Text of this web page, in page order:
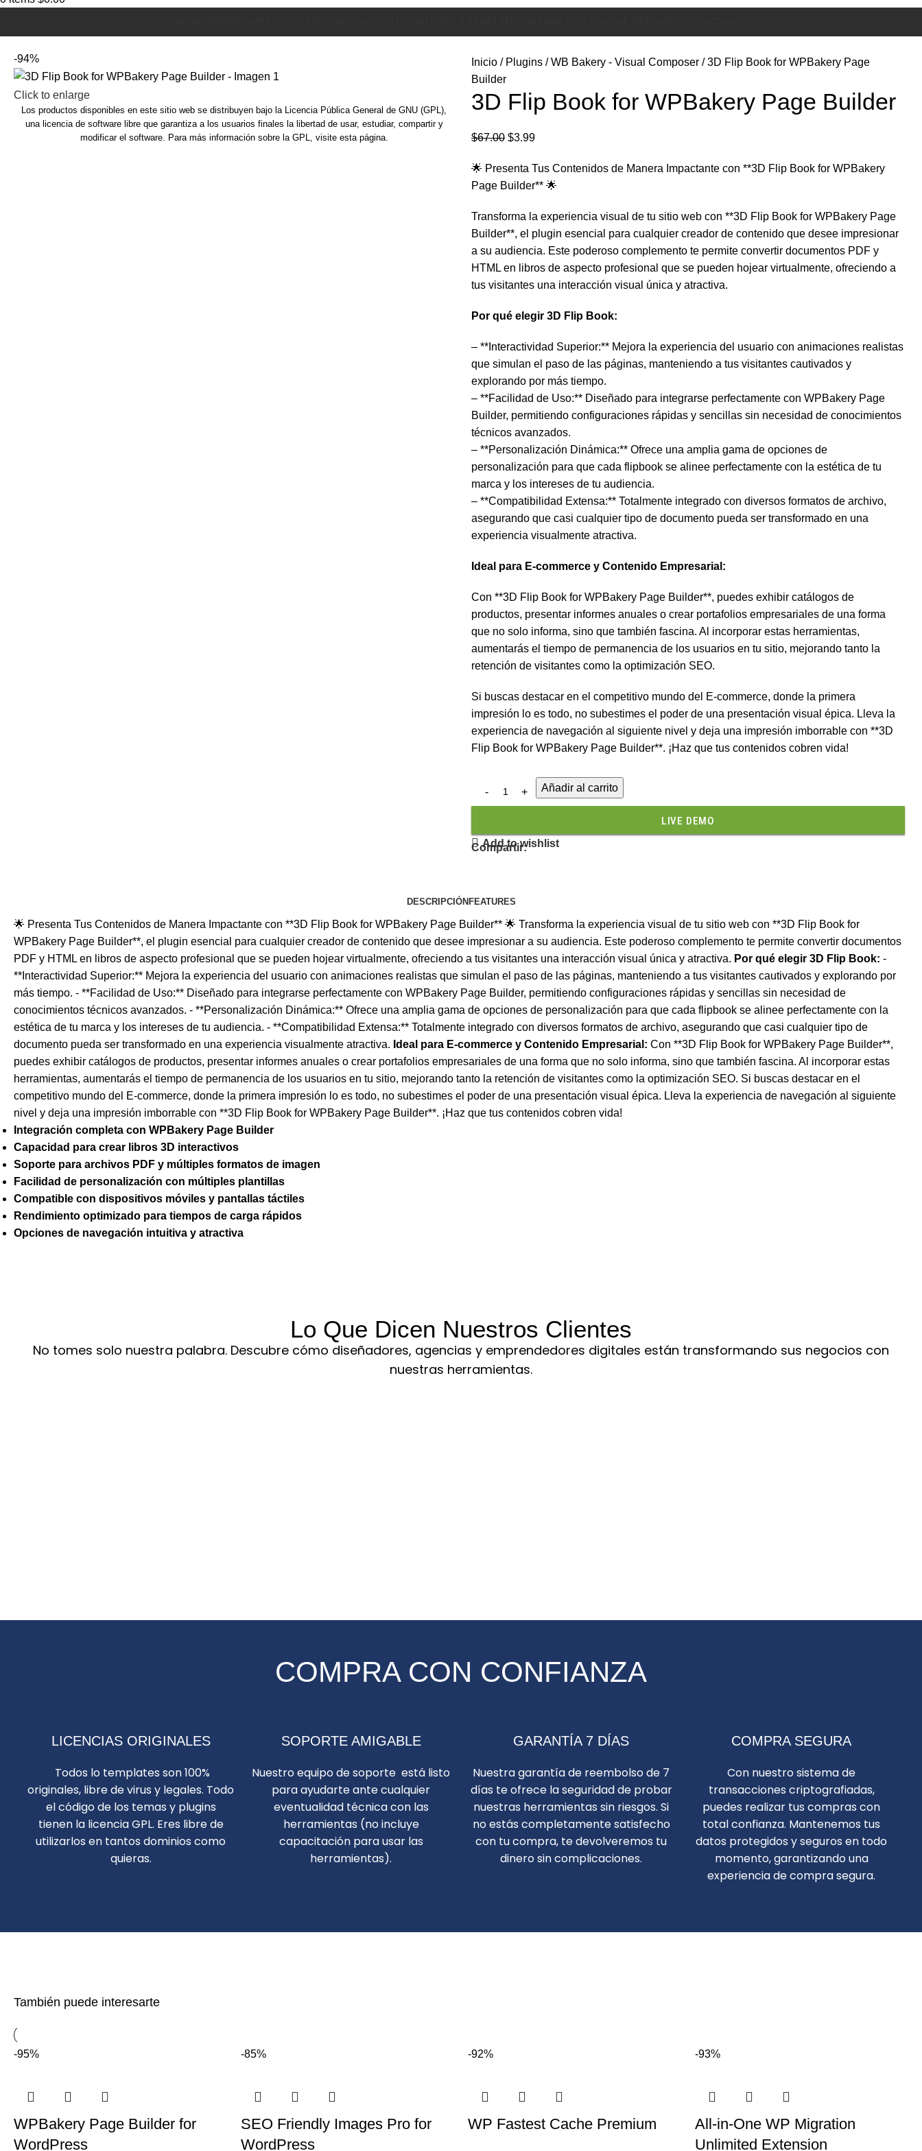
-94%
Click to enlarge
Los productos disponibles en este sitio web se distribuyen bajo la Licencia Pública General de GNU (GPL),
una licencia de software libre que garantiza a los usuarios finales la libertad de usar, estudiar, compartir y
modificar el software. Para más información sobre la GPL, visite esta página.
Inicio Plugins WB Bakery - Visual Composer
3D Flip Book for WPBakery Page
Builder
3D Flip Book for WPBakery Page Builder
$67.00 $3.99
🌟 Presenta Tus Contenidos de Manera Impactante con **3D Flip Book for WPBakery
Page Builder** 🌟
Transforma la experiencia visual de tu sitio web con **3D Flip Book for WPBakery Page
Builder**, el plugin esencial para cualquier creador de contenido que desee impresionar
a su audiencia. Este poderoso complemento te permite convertir documentos PDF y
HTML en libros de aspecto profesional que se pueden hojear virtualmente, ofreciendo a
tus visitantes una interacción visual única y atractiva.
Por qué elegir 3D Flip Book:
– **Interactividad Superior:** Mejora la experiencia del usuario con animaciones realistas
que simulan el paso de las páginas, manteniendo a tus visitantes cautivados y
explorando por más tiempo.
– **Facilidad de Uso:** Diseñado para integrarse perfectamente con WPBakery Page
Builder, permitiendo configuraciones rápidas y sencillas sin necesidad de conocimientos
técnicos avanzados.
– **Personalización Dinámica:** Ofrece una amplia gama de opciones de
personalización para que cada flipbook se alinee perfectamente con la estética de tu
marca y los intereses de tu audiencia.
– **Compatibilidad Extensa:** Totalmente integrado con diversos formatos de archivo,
asegurando que casi cualquier tipo de documento pueda ser transformado en una
experiencia visualmente atractiva.
Ideal para E-commerce y Contenido Empresarial:
Con **3D Flip Book for WPBakery Page Builder**, puedes exhibir catálogos de
productos, presentar informes anuales o crear portafolios empresariales de una forma
que no solo informa, sino que también fascina. Al incorporar estas herramientas,
aumentarás el tiempo de permanencia de los usuarios en tu sitio, mejorando tanto la
retención de visitantes como la optimización SEO.
Si buscas destacar en el competitivo mundo del E-commerce, donde la primera
impresión lo es todo, no subestimes el poder de una presentación visual épica. Lleva la
experiencia de navegación al siguiente nivel y deja una impresión imborrable con **3D
Flip Book for WPBakery Page Builder**. ¡Haz que tus contenidos cobren vida!
Añadir al carrito
LIVE DEMO
Add to wishlist
Compartir:
DESCRIPCIÓNFEATURES
🌟 Presenta Tus Contenidos de Manera Impactante con **3D Flip Book for WPBakery Page Builder** 🌟 Transforma la experiencia visual de tu sitio web con **3D Flip Book for
WPBakery Page Builder**, el plugin esencial para cualquier creador de contenido que desee impresionar a su audiencia. Este poderoso complemento te permite convertir documentos
PDF y HTML en libros de aspecto profesional que se pueden hojear virtualmente, ofreciendo a tus visitantes una interacción visual única y atractiva. Por qué elegir 3D Flip Book: -
**Interactividad Superior:** Mejora la experiencia del usuario con animaciones realistas que simulan el paso de las páginas, manteniendo a tus visitantes cautivados y explorando por
más tiempo. - **Facilidad de Uso:** Diseñado para integrarse perfectamente con WPBakery Page Builder, permitiendo configuraciones rápidas y sencillas sin necesidad de
conocimientos técnicos avanzados. - **Personalización Dinámica:** Ofrece una amplia gama de opciones de personalización para que cada flipbook se alinee perfectamente con la
estética de tu marca y los intereses de tu audiencia. - **Compatibilidad Extensa:** Totalmente integrado con diversos formatos de archivo, asegurando que casi cualquier tipo de
documento pueda ser transformado en una experiencia visualmente atractiva. Ideal para E-commerce y Contenido Empresarial: Con **3D Flip Book for WPBakery Page Builder**,
puedes exhibir catálogos de productos, presentar informes anuales o crear portafolios empresariales de una forma que no solo informa, sino que también fascina. Al incorporar estas
herramientas, aumentarás el tiempo de permanencia de los usuarios en tu sitio, mejorando tanto la retención de visitantes como la optimización SEO. Si buscas destacar en el
competitivo mundo del E-commerce, donde la primera impresión lo es todo, no subestimes el poder de una presentación visual épica. Lleva la experiencia de navegación al siguiente
nivel y deja una impresión imborrable con **3D Flip Book for WPBakery Page Builder**. ¡Haz que tus contenidos cobren vida!
Integración completa con WPBakery Page Builder
Capacidad para crear libros 3D interactivos
Soporte para archivos PDF y múltiples formatos de imagen
Facilidad de personalización con múltiples plantillas
Compatible con dispositivos móviles y pantallas táctiles
Rendimiento optimizado para tiempos de carga rápidos
Opciones de navegación intuitiva y atractiva
Lo Que Dicen Nuestros Clientes
No tomes solo nuestra palabra. Descubre cómo diseñadores, agencias y emprendedores digitales están transformando sus negocios con
nuestras herramientas.
COMPRA CON CONFIANZA
LICENCIAS ORIGINALES
Todos lo templates son 100%
originales, libre de virus y legales. Todo
el código de los temas y plugins
tienen la licencia GPL. Eres libre de
utilizarlos en tantos dominios como
quieras.
SOPORTE AMIGABLE
Nuestro equipo de soporte está listo
para ayudarte ante cualquier
eventualidad técnica con las
herramientas (no incluye
capacitación para usar las
herramientas).
GARANTÍA 7 DÍAS
Nuestra garantía de reembolso de 7
días te ofrece la seguridad de probar
nuestras herramientas sin riesgos. Si
no estás completamente satisfecho
con tu compra, te devolveremos tu
dinero sin complicaciones.
COMPRA SEGURA
Con nuestro sistema de
transacciones criptografiadas,
puedes realizar tus compras con
total confianza. Mantenemos tus
datos protegidos y seguros en todo
momento, garantizando una
experiencia de compra segura.
También puede interesarte
-95%
WPBakery Page Builder for
WordPress
-85%
SEO Friendly Images Pro for
WordPress
-92%
WP Fastest Cache Premium
-93%
All-in-One WP Migration
Unlimited Extension